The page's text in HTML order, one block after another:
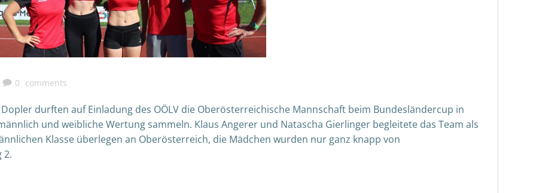
0 comments
durften auf Einladung des OÖLV die Oberösterreichische Mannschaft beim Bundesländercup in
und weibliche Wertung sammeln. Klaus Angerer und Natascha Gierlinger begleitete das Team als
Klasse überlegen an Oberösterreich, die Mädchen wurden nur ganz knapp von
2.